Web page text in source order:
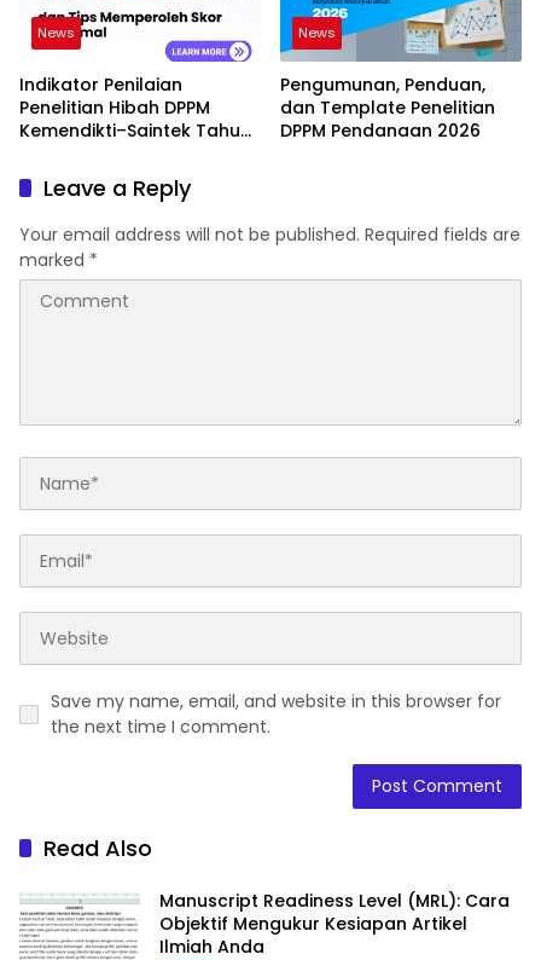
News
Indikator Penilaian
Penelitian Hibah DPPM
Kemendikti–Saintek Tahun
News
Pengumunan, Penduan,
dan Template Penelitian
DPPM Pendanaan 2026
Leave a Reply
Your email address will not be published. Required fields are
marked *
Save my name, email, and website in this browser for
the next time I comment.
Read Also
Manuscript Readiness Level (MRL): Cara
Objektif Mengukur Kesiapan Artikel
Ilmiah Anda